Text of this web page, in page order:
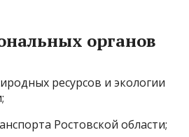
органов
ресурсов и экологии
Ростовской области;